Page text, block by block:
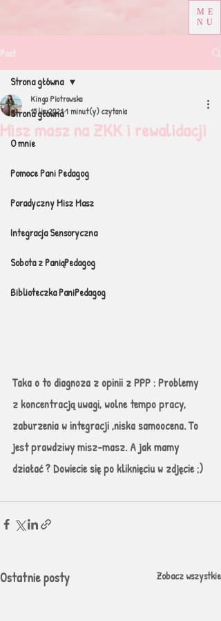
ME
NU
Post
Strona główna
O mnie
Pomoce Pani Pedagog
Poradyczny Misz Masz
Integracja Sensoryczna
Sobota z PaniąPedagog
Biblioteczka PaniPedagog
Strona główna
Misz masz na ZKK i rewalidacji
Kinga Piotrowska
15 lis 20211 minut(y) czytania
Taka o to diagnoza z opinii z PPP : Problemy
z koncentracją uwagi, wolne tempo pracy,
zaburzenia w integracji ,niska samoocena. To
jest prawdziwy misz-masz. A jak mamy
działać ? Dowiecie się po kliknięciu w zdjęcie ;)
Ostatnie posty Zobacz wszystkie